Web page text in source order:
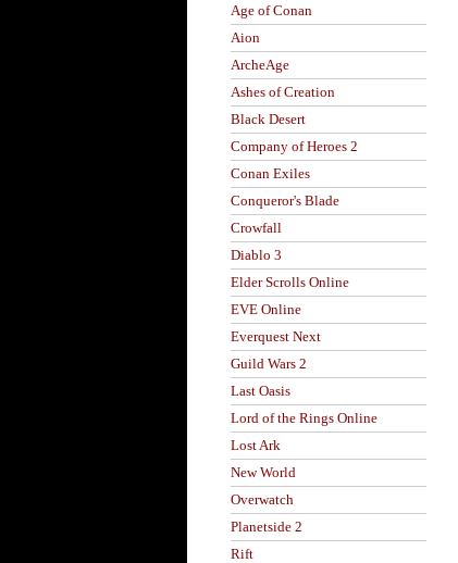
Age of Conan
Aion
ArcheAge
Ashes of Creation
Black Desert
Company of Heroes 2
Conan Exiles
Conqueror's Blade
Crowfall
Diablo 3
Elder Scrolls Online
EVE Online
Everquest Next
Guild Wars 2
Last Oasis
Lord of the Rings Online
Lost Ark
New World
Overwatch
Planetside 2
Rift